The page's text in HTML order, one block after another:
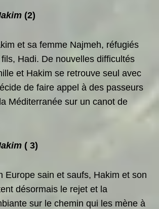
(2)
et sa femme Najmeh, réfugiés
Hadi. De nouvelles difficultés
et Hakim se retrouve seul avec
de faire appel à des passeurs
Méditerranée sur un canot de
akim ( 3)
Europe sain et saufs, Hakim et son
désormais le rejet et la
sur le chemin qui les mène à